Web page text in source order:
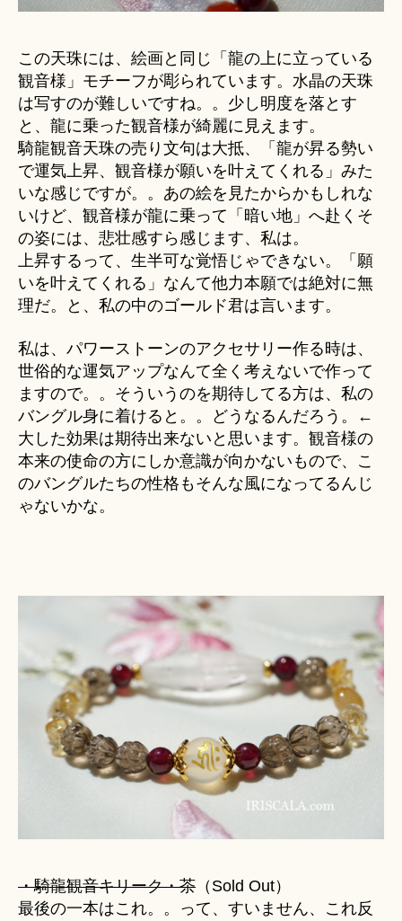
この天珠には、絵画と同じ「龍の上に立っている
観音様」モチーフが彫られています。水晶の天珠
は写すのが難しいですね。。少し明度を落とす
と、龍に乗った観音様が綺麗に見えます。
騎龍観音天珠の売り文句は大抵、「龍が昇る勢い
で運気上昇、観音様が願いを叶えてくれる」みた
いな感じですが。。あの絵を見たからかもしれな
いけど、観音様が龍に乗って「暗い地」へ赴くそ
の姿には、悲壮感すら感じます、私は。
上昇するって、生半可な覚悟じゃできない。「願
いを叶えてくれる」なんて他力本願では絶対に無
理だ。と、私の中のゴールド君は言います。
私は、パワーストーンのアクセサリー作る時は、
世俗的な運気アップなんて全く考えないで作って
ますので。。そういうのを期待してる方は、私の
バングル身に着けると。。どうなるんだろう。←
大した効果は期待出来ないと思います。観音様の
本来の使命の方にしか意識が向かないもので、こ
のバングルたちの性格もそんな風になってるんじ
ゃないかな。
・騎龍観音キリーク・茶 （Sold Out）
最後の一本はこれ。。って、すいません、これ反